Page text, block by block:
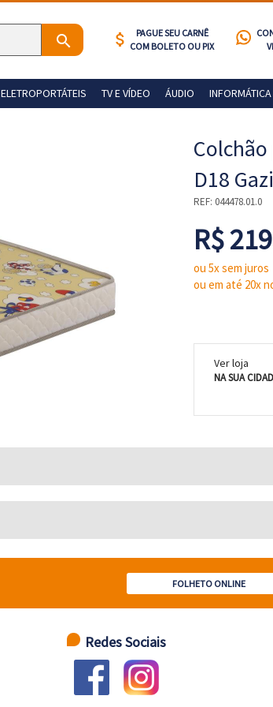
attach_money
PAGUE SEU CARNÊ
COM BOLETO OU PIX
ELETROPORTÁTEIS TV E VÍDEO ÁUDIO
D18
REF: 044478.01.0
R$
ou 5x sem juros
ou em até 20x
Ver loja
NA SUA
FOLHETO ONLINE
Redes Sociais